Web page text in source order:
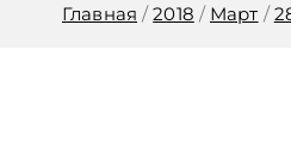
Главная 2018 Март